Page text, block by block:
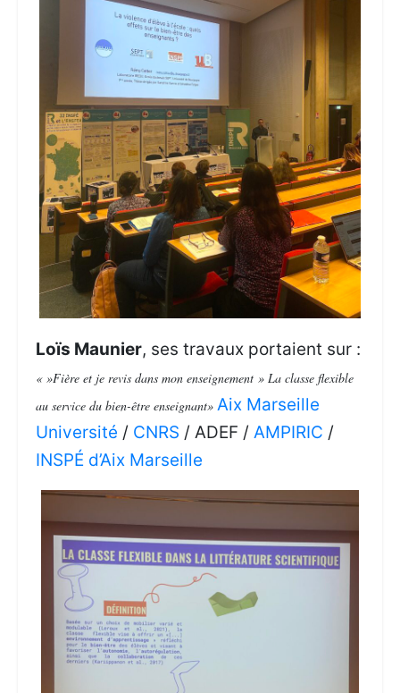
Loïs Maunier, ses travaux portaient sur :
« »Fière et je revis dans mon enseignement » La classe flexible
au service du bien-être enseignant» Aix Marseille
Université / CNRS / ADEF /AMPIRIC /
INSPÉ d’Aix Marseille